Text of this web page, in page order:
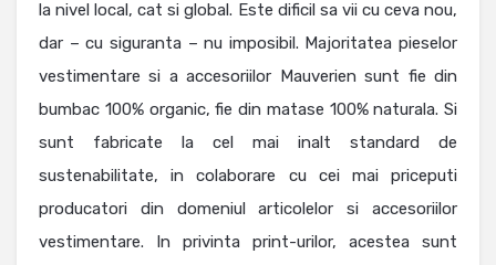
la nivel local, cat si global. Este dificil sa vii cu ceva nou,
dar – cu siguranta – nu imposibil. Majoritatea pieselor
vestimentare si a accesoriilor Mauverien sunt fie din
bumbac 100% organic, fie din matase 100% naturala. Si
sunt fabricate la cel mai inalt standard de
sustenabilitate, in colaborare cu cei mai priceputi
producatori din domeniul articolelor si accesoriilor
vestimentare. In privinta print-urilor, acestea sunt